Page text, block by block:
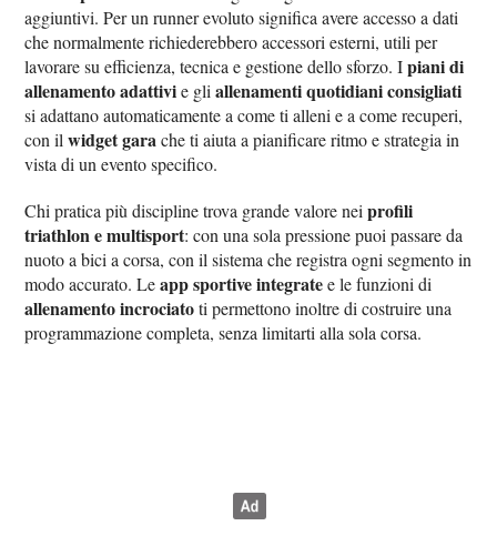
aggiuntivi. Per un runner evoluto significa avere accesso a dati
che normalmente richiederebbero accessori esterni, utili per
lavorare su efficienza, tecnica e gestione dello sforzo. Ipiani di
allenamento adattivie gliallenamenti quotidiani consigliati
si adattano automaticamente a come ti alleni e a come recuperi,
con ilwidget gara che ti aiuta a pianificare ritmo e strategia in
vista di un evento specifico.
Chi pratica più discipline trova grande valore neiprofili
triathlon e multisport: con una sola pressione puoi passare da
nuoto a bici a corsa, con il sistema che registra ogni segmento in
modo accurato. Leapp sportive integratee le funzioni di
allenamento incrociatoti permettono inoltre di costruire una
programmazione completa, senza limitarti alla sola corsa.